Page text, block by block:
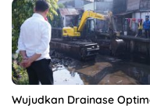
Wujudkan Drainase